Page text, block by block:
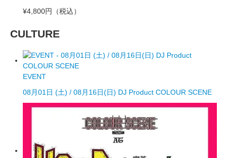
¥4,800円
（税込）
CULTURE
EVENT
08月01日 (土) / 08月16日(日) DJ Product COLOUR SCENE